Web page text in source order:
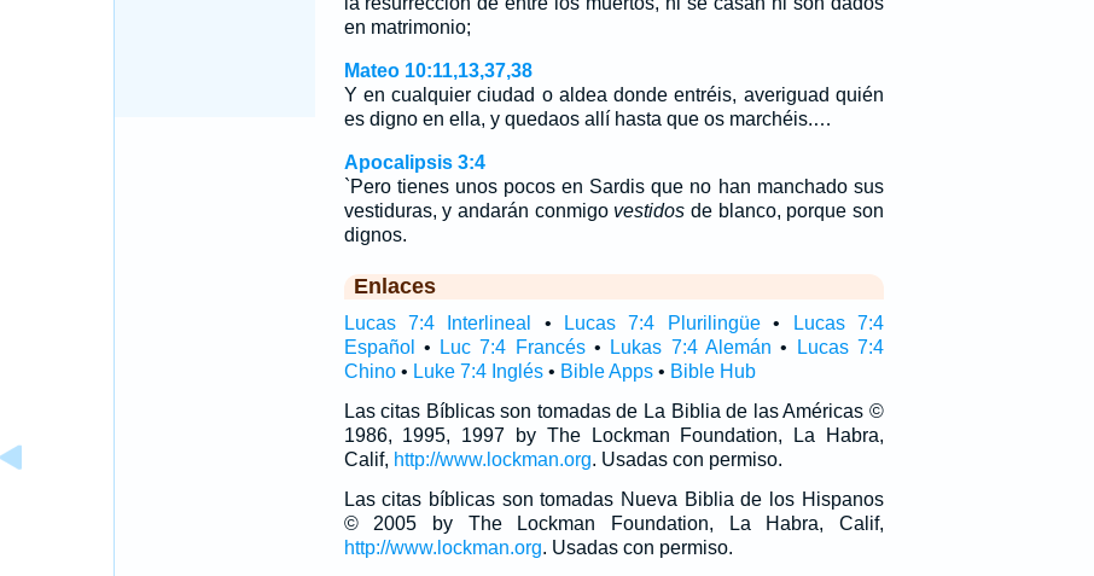
en matrimonio;
Mateo 10:11,13,37,38
Y en cualquier ciudad o aldea donde entréis, averiguad quién
es digno en ella, y quedaos allí hasta que os marchéis.…
Apocalipsis 3:4
`Pero tienes unos pocos en Sardis que no han manchado sus
vestiduras, y andarán conmigo vestidos de blanco, porque son
dignos.
Enlaces
Lucas 7:4 Interlineal • Lucas 7:4 Plurilingüe•
Lucas 7:4
Español
• Luc 7:4 Francés• Lukas 7:4 Alemán •
Lucas 7:4
Chino• Luke 7:4 Inglés• Bible Apps• Bible Hub
Las citas Bíblicas son tomadas de La Biblia de las Américas ©
1986, 1995, 1997 by The Lockman Foundation, La Habra,
Calif, http://www.lockman.org. Usadas con permiso.
Las citas bíblicas son tomadas Nueva Biblia de los Hispanos
© 2005 by The Lockman Foundation, La Habra, Calif,
http://www.lockman.org. Usadas con permiso.